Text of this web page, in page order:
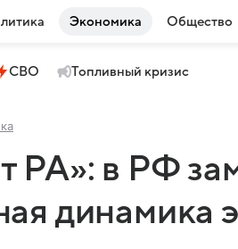
Экономика Общество
СВО Топливный кризис
РА»: в РФ
динамика